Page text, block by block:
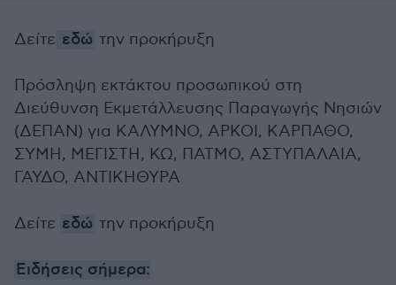
Δείτε εδώ την προκήρυξη
Πρόσληψη εκτάκτου προσωπικού στη
Διεύθυνση Εκμετάλλευσης Παραγωγής Νησιών
(ΔΕΠΑΝ) για ΚΑΛΥΜΝΟ, ΑΡΚΟΙ, ΚΑΡΠΑΘΟ,
ΣΥΜΗ, ΜΕΓΙΣΤΗ, ΚΩ, ΠΑΤΜΟ, ΑΣΤΥΠΑΛΑΙΑ,
ΓΑΥΔΟ, ΑΝΤΙΚΗΘΥΡΑ
Δείτε εδώ την προκήρυξη
Ειδήσεις σήμερα: